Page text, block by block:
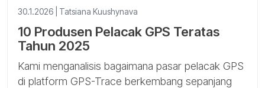
30.1.2026 | Tatsiana Kuushynava
10 Produsen Pelacak GPS Teratas
Tahun 2025
Kami menganalisis bagaimana pasar pelacak GPS
di platform GPS-Trace berkembang sepanjang